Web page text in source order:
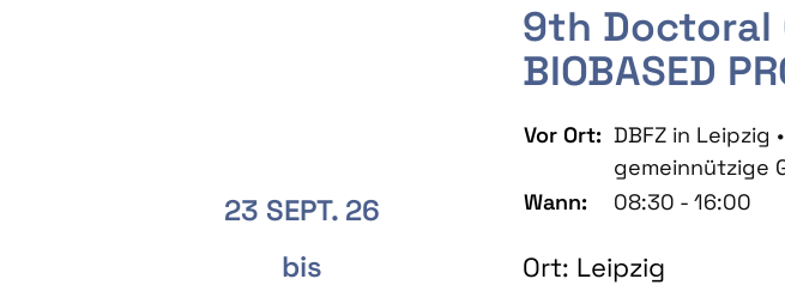
23 SEPT. 26
bis
9th Doctoral
BIOBASED
Vor Ort: DBFZ in Leipzig
gemeinnützige
Wann:
08:30 - 16:00
Ort: Leipzig